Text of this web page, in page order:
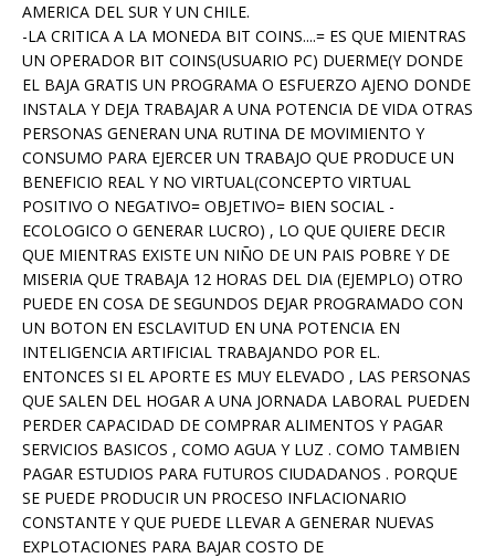
AMERICA DEL SUR Y UN CHILE.
-LA CRITICA A LA MONEDA BIT COINS....= ES QUE MIENTRAS
UN OPERADOR BIT COINS(USUARIO PC) DUERME(Y DONDE
EL BAJA GRATIS UN PROGRAMA O ESFUERZO AJENO DONDE
INSTALA Y DEJA TRABAJAR A UNA POTENCIA DE VIDA OTRAS
PERSONAS GENERAN UNA RUTINA DE MOVIMIENTO Y
CONSUMO PARA EJERCER UN TRABAJO QUE PRODUCE UN
BENEFICIO REAL Y NO VIRTUAL(CONCEPTO VIRTUAL
POSITIVO O NEGATIVO= OBJETIVO= BIEN SOCIAL -
ECOLOGICO O GENERAR LUCRO) , LO QUE QUIERE DECIR
QUE MIENTRAS EXISTE UN NIÑO DE UN PAIS POBRE Y DE
MISERIA QUE TRABAJA 12 HORAS DEL DIA (EJEMPLO) OTRO
PUEDE EN COSA DE SEGUNDOS DEJAR PROGRAMADO CON
UN BOTON EN ESCLAVITUD EN UNA POTENCIA EN
INTELIGENCIA ARTIFICIAL TRABAJANDO POR EL.
ENTONCES SI EL APORTE ES MUY ELEVADO , LAS PERSONAS
QUE SALEN DEL HOGAR A UNA JORNADA LABORAL PUEDEN
PERDER CAPACIDAD DE COMPRAR ALIMENTOS Y PAGAR
SERVICIOS BASICOS , COMO AGUA Y LUZ . COMO TAMBIEN
PAGAR ESTUDIOS PARA FUTUROS CIUDADANOS . PORQUE
SE PUEDE PRODUCIR UN PROCESO INFLACIONARIO
CONSTANTE Y QUE PUEDE LLEVAR A GENERAR NUEVAS
EXPLOTACIONES PARA BAJAR COSTO DE